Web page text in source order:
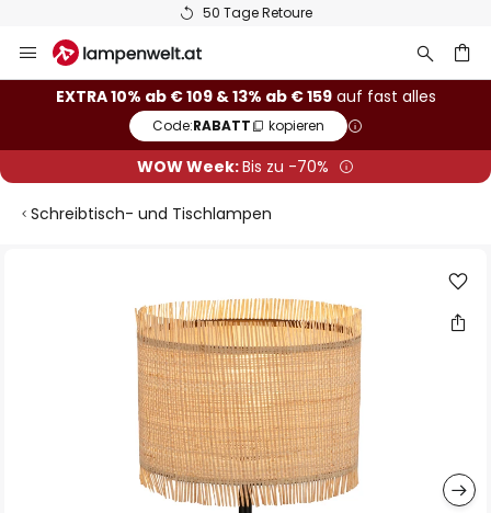
50 Tage Retoure
Inhalt
springen
EXTRA 10% ab € 109 & 13% ab € 159auf fast alles
Code:RABATT kopieren
WOW Week:Bis zu -70%
Schreibtisch- und Tischlampen